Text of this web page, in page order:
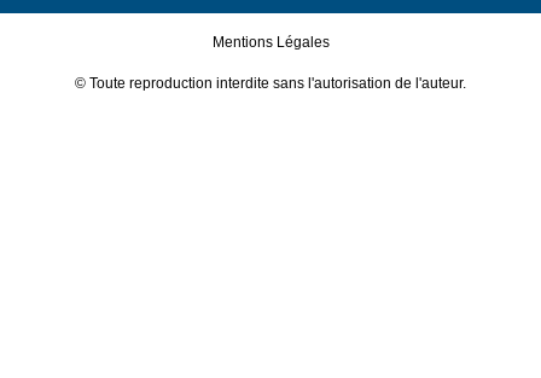
Mentions Légales
© Toute reproduction interdite sans l'autorisation de l'auteur.